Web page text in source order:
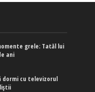
grele: Tatăl lui
ani
dormi cu televizorul